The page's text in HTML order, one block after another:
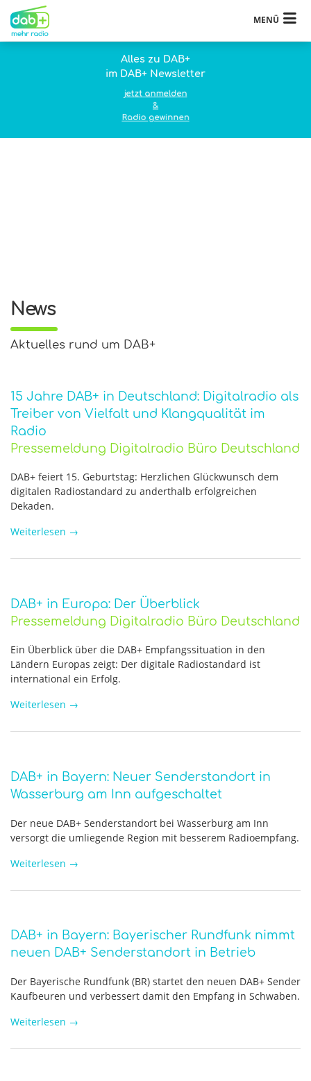
MENÜ
Alles zu DAB+
im DAB+ Newsletter
jetzt anmelden
&
Radio gewinnen
News
Aktuelles rund um DAB+
15 Jahre DAB+ in Deutschland: Digitalradio als
Treiber von Vielfalt und Klangqualität im
Radio
Pressemeldung Digitalradio Büro Deutschland
DAB+ feiert 15. Geburtstag: Herzlichen Glückwunsch dem
digitalen Radiostandard zu anderthalb erfolgreichen
Dekaden.
Weiterlesen →
DAB+ in Europa: Der Überblick
Pressemeldung Digitalradio Büro Deutschland
Ein Überblick über die DAB+ Empfangssituation in den
Ländern Europas zeigt: Der digitale Radiostandard ist
international ein Erfolg.
Weiterlesen →
DAB+ in Bayern: Neuer Senderstandort in
Wasserburg am Inn aufgeschaltet
Der neue DAB+ Senderstandort bei Wasserburg am Inn
versorgt die umliegende Region mit besserem Radioempfang.
Weiterlesen →
DAB+ in Bayern: Bayerischer Rundfunk nimmt
neuen DAB+ Senderstandort in Betrieb
Der Bayerische Rundfunk (BR) startet den neuen DAB+ Sender
Kaufbeuren und verbessert damit den Empfang in Schwaben.
Weiterlesen →